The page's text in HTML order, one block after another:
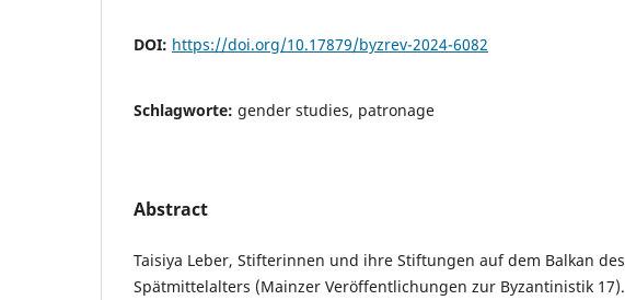
DOI: https://doi.org/10.17879/byzrev-2024-6082
Schlagworte: gender studies, patronage
Abstract
Taisiya Leber, Stifterinnen und ihre Stiftungen auf dem Balkan des
Spätmittelalters (Mainzer Veröffentlichungen zur Byzantinistik 17).